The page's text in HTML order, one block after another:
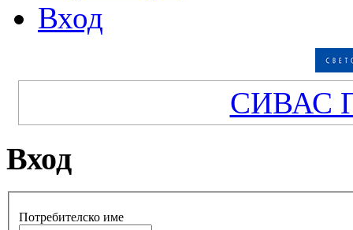
Вход
СИВАС
Вход
Потребителско име